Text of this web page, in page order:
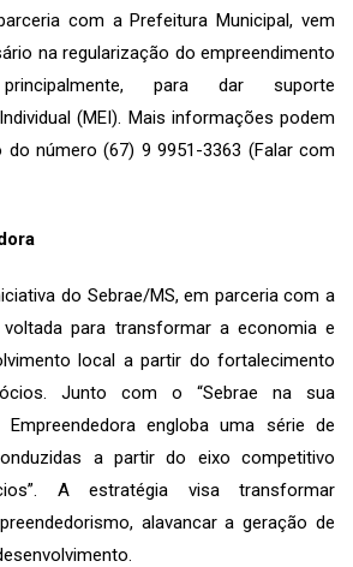
com a Prefeitura Municipal, vem
na regularização do empreendimento
para dar suporte
(MEI). Mais informações podem
número (67) 9 9951-3363 (Falar com
do Sebrae/MS, em parceria com a
voltada para transformar a economia e
local a partir do fortalecimento
Junto com o “Sebrae na sua
Empreendedora engloba uma série de
a partir do eixo competitivo
A estratégia visa transformar
alavancar a geração de